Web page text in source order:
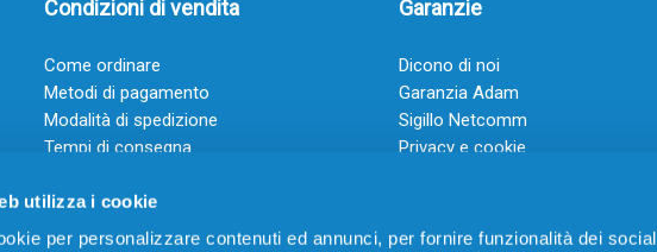
utilizza i cookie
per personalizzare contenuti ed annunci, per fornire funzionalità dei social
Condizioni di vendita
Come ordinare
Metodi di pagamento
Modalità di spedizione
Tempi di consegna
Garanzie
Dicono di noi
Garanzia Adam
Sigillo Netcomm
Privacy e cookie